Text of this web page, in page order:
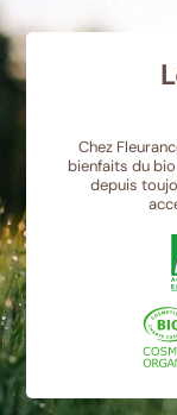
Chez
bienfaits du
depuis